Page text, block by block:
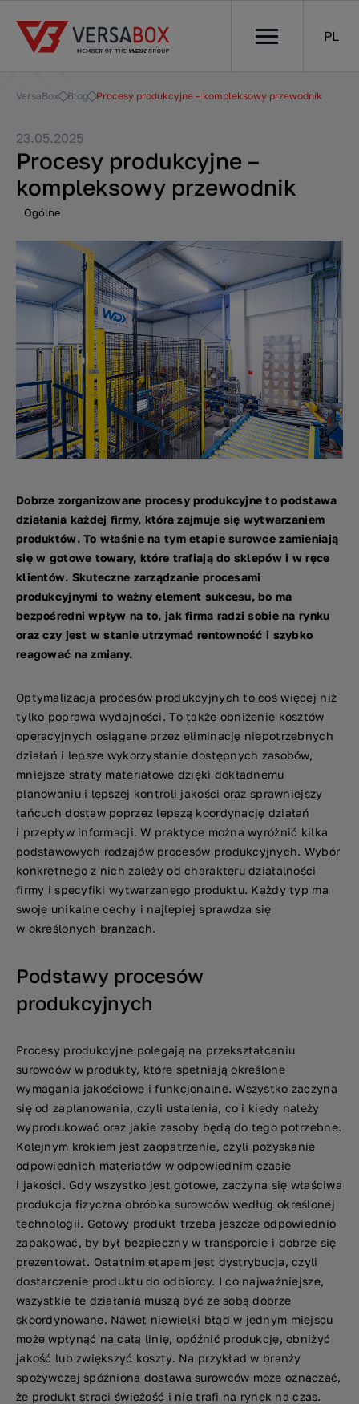
PL
VersaBox Blog Procesy produkcyjne – kompleksowy przewodnik
23.05.2025
Procesy produkcyjne –
kompleksowy przewodnik
Ogólne
Dobrze zorganizowane procesy produkcyjne to podstawa
działania każdej firmy, która zajmuje się wytwarzaniem
produktów. To właśnie na tym etapie surowce zamieniają
się w gotowe towary, które trafiają do sklepów i w ręce
klientów. Skuteczne zarządzanie procesami
produkcyjnymi to ważny element sukcesu, bo ma
bezpośredni wpływ na to, jak firma radzi sobie na rynku
oraz czy jest w stanie utrzymać rentowność i szybko
reagować na zmiany.
Optymalizacja procesów produkcyjnych to coś więcej niż
tylko poprawa wydajności. To także obniżenie kosztów
operacyjnych osiągane przez eliminację niepotrzebnych
działań i lepsze wykorzystanie dostępnych zasobów,
mniejsze straty materiałowe dzięki dokładnemu
planowaniu i lepszej kontroli jakości oraz sprawniejszy
łańcuch dostaw poprzez lepszą koordynację działań
i przepływ informacji. W praktyce można wyróżnić kilka
podstawowych rodzajów procesów produkcyjnych. Wybór
konkretnego z nich zależy od charakteru działalności
firmy i specyfiki wytwarzanego produktu. Każdy typ ma
swoje unikalne cechy i najlepiej sprawdza się
w określonych branżach.
Podstawy procesów
produkcyjnych
Procesy produkcyjne polegają na przekształcaniu
surowców w produkty, które spełniają określone
wymagania jakościowe i funkcjonalne. Wszystko zaczyna
się od zaplanowania, czyli ustalenia, co i kiedy należy
wyprodukować oraz jakie zasoby będą do tego potrzebne.
Kolejnym krokiem jest zaopatrzenie, czyli pozyskanie
odpowiednich materiałów w odpowiednim czasie
i jakości. Gdy wszystko jest gotowe, zaczyna się właściwa
produkcja fizyczna obróbka surowców według określonej
technologii. Gotowy produkt trzeba jeszcze odpowiednio
zapakować, by był bezpieczny w transporcie i dobrze się
prezentował. Ostatnim etapem jest dystrybucja, czyli
dostarczenie produktu do odbiorcy. I co najważniejsze,
wszystkie te działania muszą być ze sobą dobrze
skoordynowane. Nawet niewielki błąd w jednym miejscu
może wpłynąć na całą linię, opóźnić produkcję, obniżyć
jakość lub zwiększyć koszty. Na przykład w branży
spożywczej spóźniona dostawa surowców może oznaczać,
że produkt straci świeżość i nie trafi na rynek na czas.